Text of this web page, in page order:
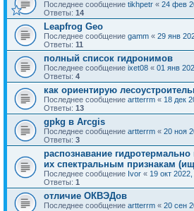
Последнее сообщение tikhpetr « 24 фев
Ответы: 14
Leapfrog Geo
Последнее сообщение gamm « 29 янв
Ответы: 11
полный список гидронимов
Последнее сообщение ixet08 « 01 янв
Ответы: 4
как ориентирую
Последнее сообщение artterrm « 18 дек
Ответы: 13
gpkg в Arcgis
Последнее сообщение artterrm « 20 ноя
Ответы: 3
распознавание
их спектральным признакам
Последнее сообщение Ivor « 19 окт
Ответы: 1
отличие ОКВЭДов
Последнее сообщение artterrm « 20 сен